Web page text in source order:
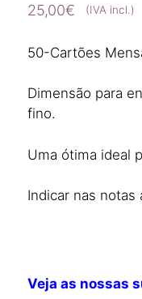
25,00€ (IVA incl.)
50-Cartões
Dimensão para
fino.
Uma ótima ideal
Indicar nas notas
Veja as nossas